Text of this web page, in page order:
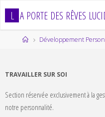
L A PORTE DES RÊVES LUCI
HomeDéveloppement
TRAVAILLER SUR SOI
Section réservée exclusivement à la
notre personnalité.